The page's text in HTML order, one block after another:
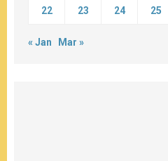
22 23 24 25
« Jan Mar »